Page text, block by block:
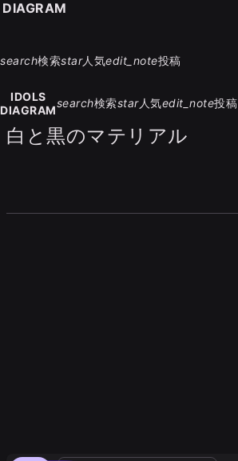
search検索star人気edit_note投稿
IDOLS
DIAGRAM
search検索star人気edit_note投稿
白と黒のマテリアル